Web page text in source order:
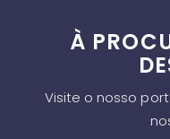
À
Visite o nosso